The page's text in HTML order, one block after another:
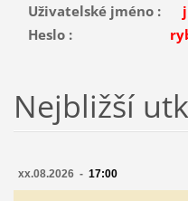
Uživatelské jméno :
Heslo :
Nejbližší
xx.08.2026 - 17:00